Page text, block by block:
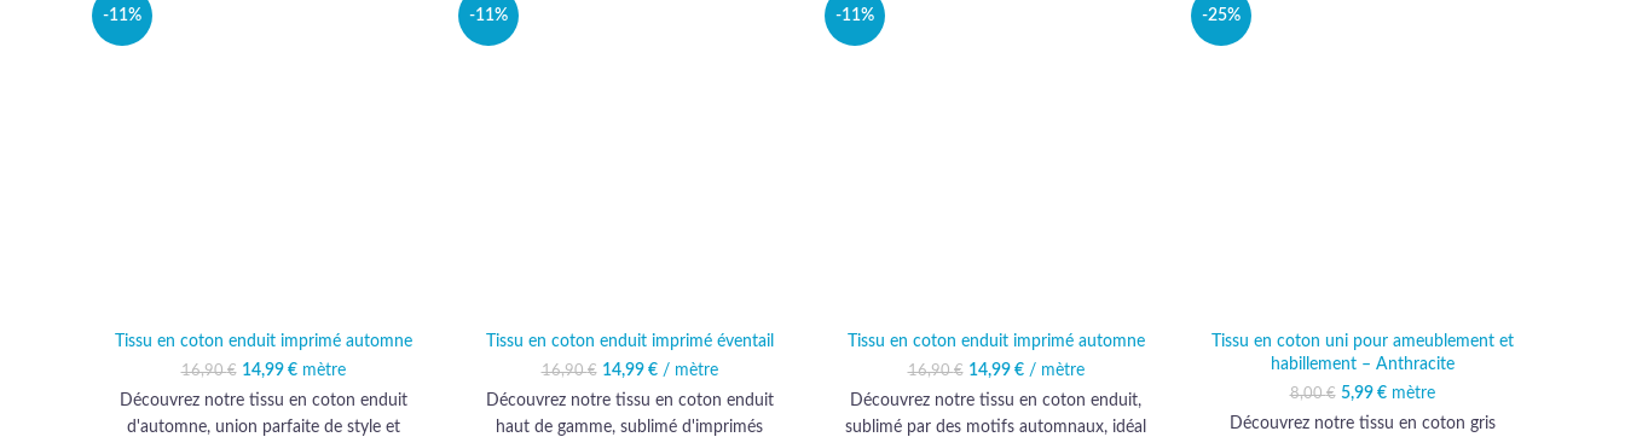
-11%
Tissu en coton enduit imprimé automne
16,90€
Le prix initial était :
16,90 €.
14,99 € Le prix actuel est :
14,99 €.
mètre
Découvrez notre tissu en coton enduit
d'automne, union parfaite de style et
-11%
Tissu en coton enduit imprimé éventail
16,90€
Le prix initial était :
16,90 €.
14,99 € Le prix actuel est :
14,99 €.
/ mètre
Découvrez notre tissu en coton enduit
haut de gamme, sublimé d'imprimés
-11%
Tissu en coton enduit imprimé automne
16,90€
Le prix initial était :
16,90 €.
14,99 € Le prix actuel est :
14,99 €.
/ mètre
Découvrez notre tissu en coton enduit,
sublimé par des motifs automnaux, idéal
-25%
Tissu en coton uni pour ameublement et
habillement – Anthracite
8,00€
Le prix initial était :
8,00 €.
5,99 € Le prix actuel est :
5,99 €.
mètre
Découvrez notre tissu en coton gris